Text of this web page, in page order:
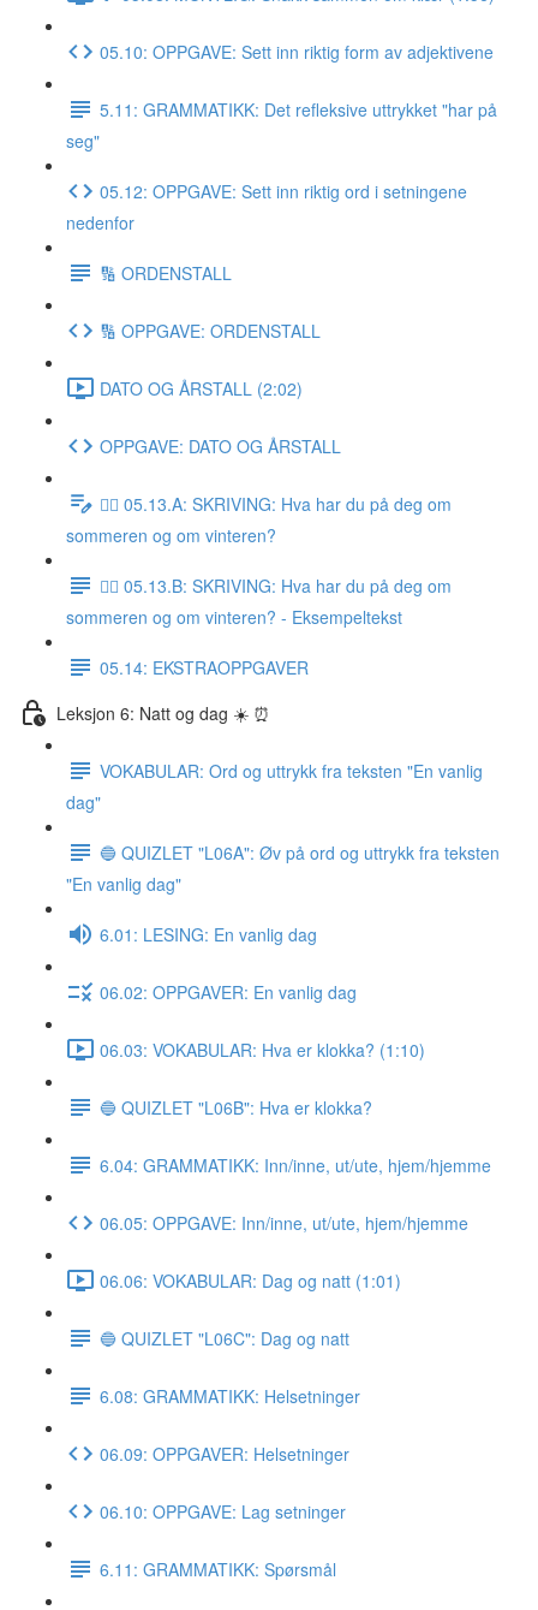
05.10: OPPGAVE: Sett inn riktig form av adjektivene
5.11: GRAMMATIKK: Det refleksive uttrykket "har på
seg"
05.12: OPPGAVE: Sett inn riktig ord i setningene
nedenfor
🔢 ORDENSTALL
🔢 OPPGAVE: ORDENSTALL
DATO OG ÅRSTALL (2:02)
OPPGAVE: DATO OG ÅRSTALL
✍🏼 05.13.A: SKRIVING: Hva har du på deg om
sommeren og om vinteren?
✍🏼 05.13.B: SKRIVING: Hva har du på deg om
sommeren og om vinteren? - Eksempeltekst
05.14: EKSTRAOPPGAVER
Leksjon 6: Natt og dag ☀️ ⏰
VOKABULAR: Ord og uttrykk fra teksten "En vanlig
dag"
🔵 QUIZLET "L06A": Øv på ord og uttrykk fra teksten
"En vanlig dag"
6.01: LESING: En vanlig dag
06.02: OPPGAVER: En vanlig dag
06.03: VOKABULAR: Hva er klokka? (1:10)
🔵 QUIZLET "L06B": Hva er klokka?
6.04: GRAMMATIKK: Inn/inne, ut/ute, hjem/hjemme
06.05: OPPGAVE: Inn/inne, ut/ute, hjem/hjemme
06.06: VOKABULAR: Dag og natt (1:01)
🔵 QUIZLET "L06C": Dag og natt
6.08: GRAMMATIKK: Helsetninger
06.09: OPPGAVER: Helsetninger
06.10: OPPGAVE: Lag setninger
6.11: GRAMMATIKK: Spørsmål